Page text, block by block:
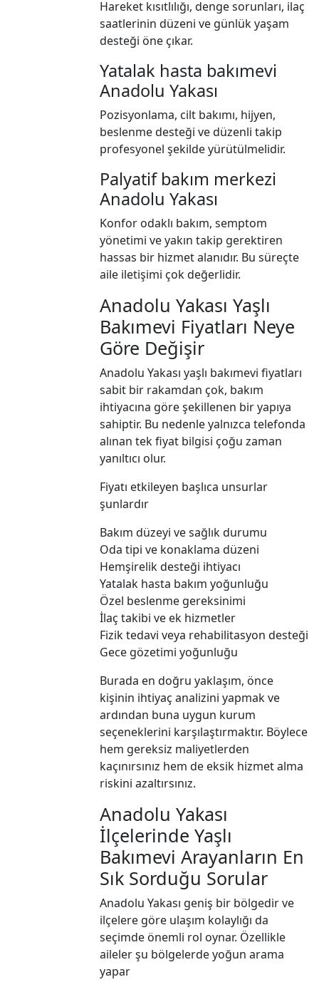
Hareket kısıtlılığı, denge sorunları, ilaç
saatlerinin düzeni ve günlük yaşam
desteği öne çıkar.
Yatalak hasta bakımevi
Anadolu Yakası
Pozisyonlama, cilt bakımı, hijyen,
beslenme desteği ve düzenli takip
profesyonel şekilde yürütülmelidir.
Palyatif bakım merkezi
Anadolu Yakası
Konfor odaklı bakım, semptom
yönetimi ve yakın takip gerektiren
hassas bir hizmet alanıdır. Bu süreçte
aile iletişimi çok değerlidir.
Anadolu Yakası Yaşlı
Bakımevi Fiyatları Neye
Göre Değişir
Anadolu Yakası yaşlı bakımevi fiyatları
sabit bir rakamdan çok, bakım
ihtiyacına göre şekillenen bir yapıya
sahiptir. Bu nedenle yalnızca telefonda
alınan tek fiyat bilgisi çoğu zaman
yanıltıcı olur.
Fiyatı etkileyen başlıca unsurlar
şunlardır
Bakım düzeyi ve sağlık durumu
Oda tipi ve konaklama düzeni
Hemşirelik desteği ihtiyacı
Yatalak hasta bakım yoğunluğu
Özel beslenme gereksinimi
İlaç takibi ve ek hizmetler
Fizik tedavi veya rehabilitasyon desteği
Gece gözetimi yoğunluğu
Burada en doğru yaklaşım, önce
kişinin ihtiyaç analizini yapmak ve
ardından buna uygun kurum
seçeneklerini karşılaştırmaktır. Böylece
hem gereksiz maliyetlerden
kaçınırsınız hem de eksik hizmet alma
riskini azaltırsınız.
Anadolu Yakası
İlçelerinde Yaşlı
Bakımevi Arayanların En
Sık Sorduğu Sorular
Anadolu Yakası geniş bir bölgedir ve
ilçelere göre ulaşım kolaylığı da
seçimde önemli rol oynar. Özellikle
aileler şu bölgelerde yoğun arama
yapar